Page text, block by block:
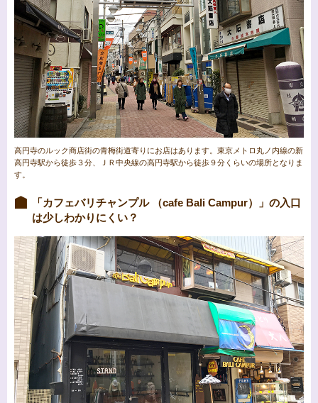
高円寺のルック商店街の青梅街道寄りにお店はあります。東京メトロ丸ノ内線の新
高円寺駅から徒歩３分、ＪＲ中央線の高円寺駅から徒歩９分くらいの場所となりま
す。
「カフェバリチャンプル （cafe Bali Campur）」の入口
は少しわかりにくい？